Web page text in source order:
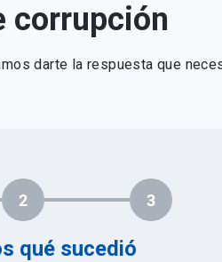
corrupción
darte la respuesta que
2 3
qué sucedió